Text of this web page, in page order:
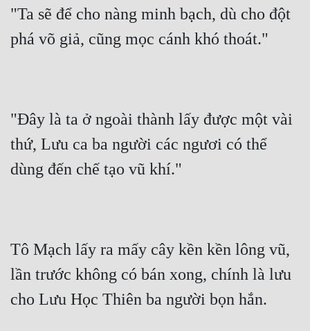
Cơ Trí
Sát Phạt Quyết Đoán
Vô Sỉ
"Ta sẽ để cho nàng minh bạch, dù cho đột
phá võ giả, cũng mọc cánh khó thoát."
"Đây là ta ở ngoài thành lấy được một vài
thứ, Lưu ca ba người các ngươi có thể
dùng đến chế tạo vũ khí."
Tô Mạch lấy ra mấy cây kền kền lông vũ,
lần trước không có bán xong, chính là lưu
cho Lưu Học Thiên ba người bọn hắn.